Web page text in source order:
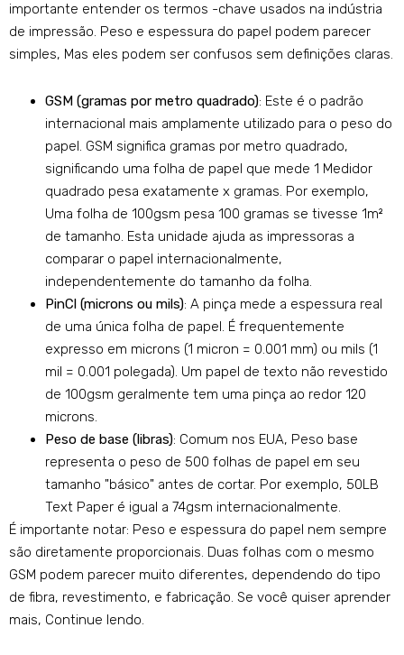
importante entender os termos -chave usados ​​na indústria
de impressão. Peso e espessura do papel podem parecer
simples, Mas eles podem ser confusos sem definições claras.
GSM (gramas por metro quadrado): Este é o padrão
internacional mais amplamente utilizado para o peso do
papel. GSM significa gramas por metro quadrado,
significando uma folha de papel que mede 1 Medidor
quadrado pesa exatamente x gramas. Por exemplo,
Uma folha de 100gsm pesa 100 gramas se tivesse 1m²
de tamanho. Esta unidade ajuda as impressoras a
comparar o papel internacionalmente,
independentemente do tamanho da folha.
PinCl (microns ou mils): A pinça mede a espessura real
de uma única folha de papel. É frequentemente
expresso em microns (1 micron = 0.001 mm) ou mils (1
mil = 0.001 polegada). Um papel de texto não revestido
de 100gsm geralmente tem uma pinça ao redor 120
microns.
Peso de base (libras): Comum nos EUA, Peso base
representa o peso de 500 folhas de papel em seu
tamanho "básico" antes de cortar. Por exemplo, 50LB
Text Paper é igual a 74gsm internacionalmente.
É importante notar: Peso e espessura do papel nem sempre
são diretamente proporcionais. Duas folhas com o mesmo
GSM podem parecer muito diferentes, dependendo do tipo
de fibra, revestimento, e fabricação. Se você quiser aprender
mais, Continue lendo.